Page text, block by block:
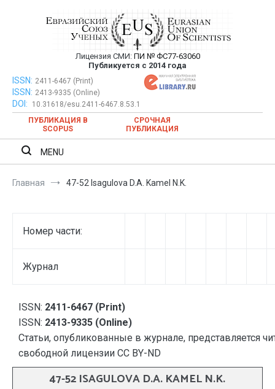
Евразийский Союз Ученых —
публикация научных статей в
ежемесячном научном журнале
Лицензия СМИ: ПИ № ФС77-63060
Публикуется с 2014 года
Евразийский Союз Ученых — публикация научных статей в
ежемесячном научном журнале
ISSN: 2411-6467 (Print)
ISSN: 2413-9335 (Online)
DOI:
10.31618/esu.2411-6467.8.53.1
ПУБЛИКАЦИЯ В
SCOPUS
СРОЧНАЯ
ПУБЛИКАЦИЯ
MENU
Главная 47-52 Isagulova D.A. Kamel N.K.
Номер части:
Журнал
ISSN: 2411-6467 (Print)
ISSN: 2413-9335 (Online)
Статьи, опубликованные в журнале, представляется
свободной лицензии CC BY-ND
47-52 ISAGULOVA D.A. KAMEL N.K.